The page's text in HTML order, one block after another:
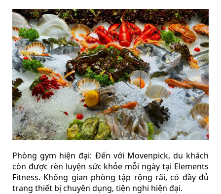
Phòng gym hiện đại: Đến với Movenpick, du khách
còn được rèn luyện sức khỏe mỗi ngày tại Elements
Fitness. Không gian phòng tập rộng rãi, có đầy đủ
trang thiết bị chuyên dụng, tiện nghi hiện đại.